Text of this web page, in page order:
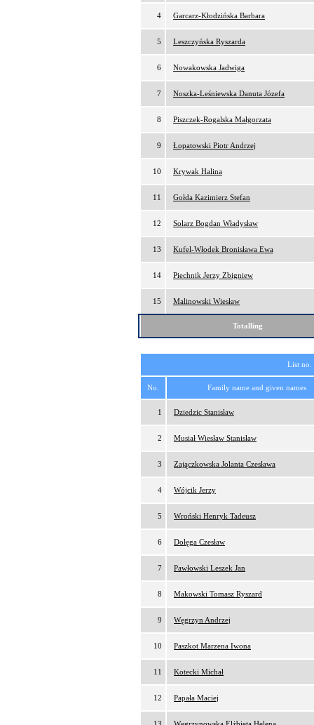
4 Garcarz-Kłodzińska Barbara
5 Leszczyńska Ryszarda
6 Nowakowska Jadwiga
7 Noszka-Leśniewska Danuta Józefa
8 Piszczek-Rogalska Małgorzata
9 Łopatowski Piotr Andrzej
10 Krywak Halina
11 Gołda Kazimierz Stefan
12 Solarz Bogdan Władysław
13 Kufel-Włodek Bronisława Ewa
14 Piechnik Jerzy Zbigniew
15 Malinowski Wiesław
Totalling
List
No. Family name and given names
1 Dziedzic Stanisław
2 Musiał Wiesław Stanisław
3 Zajączkowska Jolanta Czesława
4 Wójcik Jerzy
5 Wroński Henryk Tadeusz
6 Dołęga Czesław
7 Pawłowski Leszek Jan
8 Makowski Tomasz Ryszard
9 Węgrzyn Andrzej
10 Paszkot Marzena Iwona
11 Kotecki Michał
12 Papała Maciej